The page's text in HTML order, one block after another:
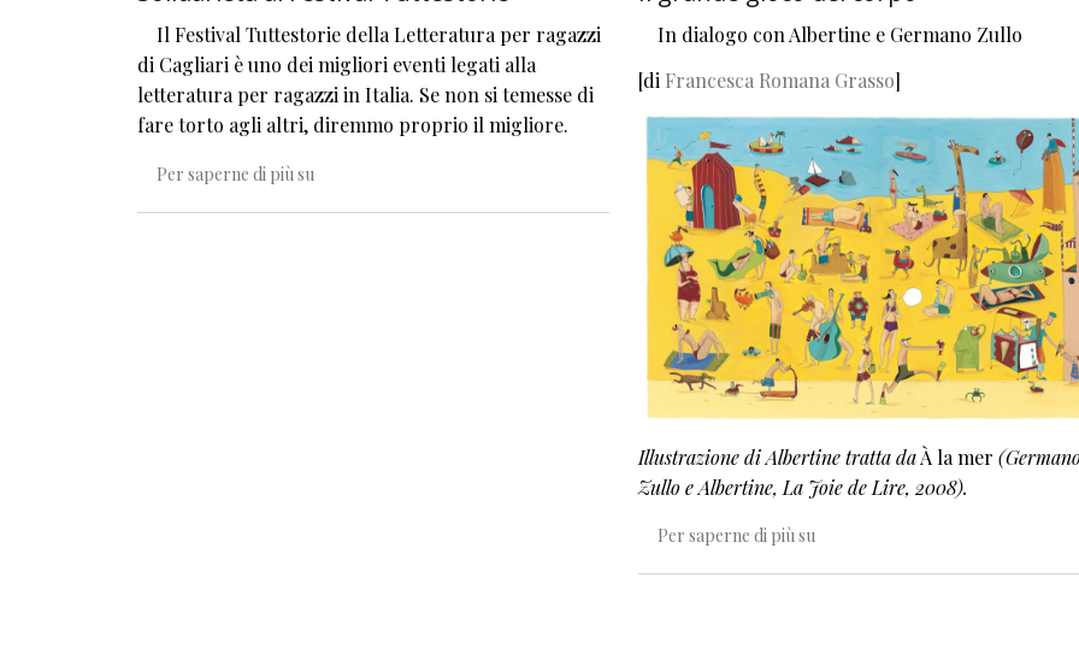
Il Festival Tuttestorie della Letteratura per ragazzi
di Cagliari è uno dei migliori eventi legati alla
letteratura per ragazzi in Italia. Se non si temesse di
fare torto agli altri, diremmo proprio il migliore.
Per saperne di più su
In dialogo con Albertine e Germano Zullo
[di Francesca Romana Grasso]
Illustrazione di Albertine tratta daÀ la mer
Zullo e Albertine, La Joie de Lire, 2008).
Per saperne di più suIl grande gioco del corpo